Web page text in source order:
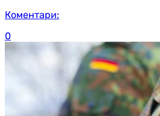
Коментари:
0